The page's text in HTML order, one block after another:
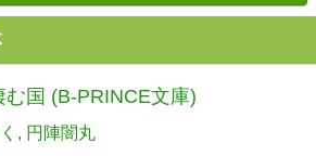
む国 (B-PRINCE文庫)
円陣闇丸